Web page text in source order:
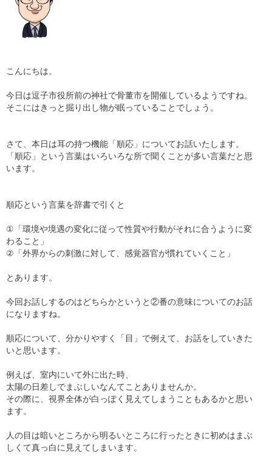
こんにちは。
今日は逗子市役所前の神社で骨董市を開催しているようですね。
そこにはきっと掘り出し物が眠っていることでしょう。
さて、本日は耳の持つ機能「順応」についてお話いたします。
「順応」という言葉はいろいろな所で聞くことが多い言葉だと思
います。
順応という言葉を辞書で引くと
①「環境や境遇の変化に従って性質や行動がそれに合うように変
わること」
②「外界からの刺激に対して、感覚器官が慣れていくこと」
とあります。
今回お話しするのはどちらかというと②番の意味についてのお話
になりますね。
順応について、分かりやすく「目」で例えて、お話をしていきた
いと思います。
例えば、室内にいて外に出た時、
太陽の日差しでまぶしいなんてことありませんか。
その際に、視界全体が白っぽく見えてしまうこともあるかと思い
ます。
人の目は暗いところから明るいところに行ったときに初めはまぶ
しくて真っ白に見えてしまいます。